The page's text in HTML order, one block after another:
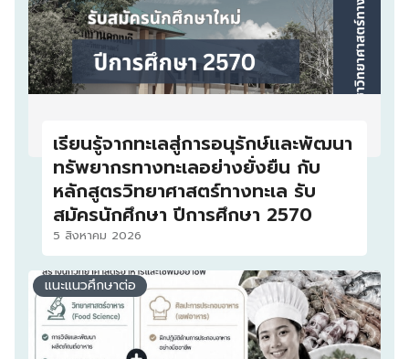
เรียนรู้จากทะเลสู่การอนุรักษ์และพัฒนา
ทรัพยากรทางทะเลอย่างยั่งยืน กับ
หลักสูตรวิทยาศาสตร์ทางทะเล รับ
สมัครนักศึกษา ปีการศึกษา 2570
5 สิงหาคม 2026
แนะแนวศึกษาต่อ